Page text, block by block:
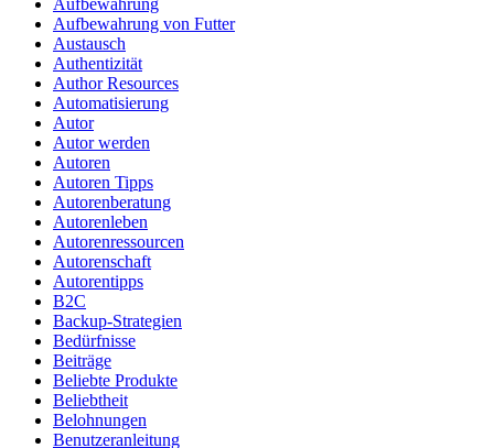
Aufbewahrung
Aufbewahrung von Futter
Austausch
Authentizität
Author Resources
Automatisierung
Autor
Autor werden
Autoren
Autoren Tipps
Autorenberatung
Autorenleben
Autorenressourcen
Autorenschaft
Autorentipps
B2C
Backup-Strategien
Bedürfnisse
Beiträge
Beliebte Produkte
Beliebtheit
Belohnungen
Benutzeranleitung